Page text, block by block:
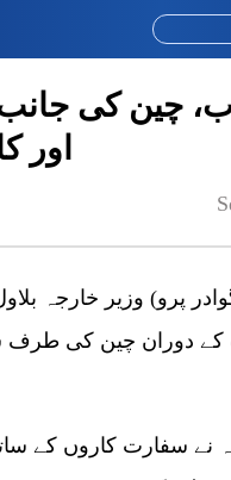
چین کی
اور
پرو) وزیر خارجہ
دوران چین کی طرف
نے سفارت کاروں کے